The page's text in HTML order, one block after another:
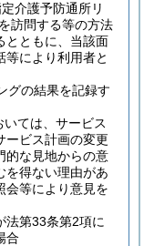
介護予防通所リ
を訪問する等の方法
とともに、当該面
等により利用者と
グの結果を記録す
ては、サービス
ービス計画の変更
的な見地からの意
を得ない理由があ
会等により意見を
法第33条第2項に
合